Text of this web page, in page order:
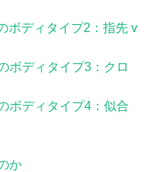
ボディタイプ2：指先 v
ボディタイプ3：クロ
ボディタイプ4：似合
か